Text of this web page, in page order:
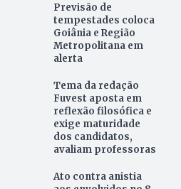
Previsão de
tempestades coloca
Goiânia e Região
Metropolitana em
alerta
Tema da redação
Fuvest aposta em
reflexão filosófica e
exige maturidade
dos candidatos,
avaliam professoras
Ato contra anistia